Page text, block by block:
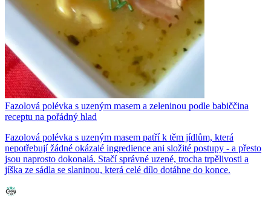
Fazolová polévka s uzeným masem a zeleninou podle babiččina
receptu na pořádný hlad
Fazolová polévka s uzeným masem patří k těm jídlům, která
nepotřebují žádné okázalé ingredience ani složité postupy - a přesto
jsou naprosto dokonalá. Stačí správné uzené, trocha trpělivosti a
jíška ze sádla se slaninou, která celé dílo dotáhne do konce.